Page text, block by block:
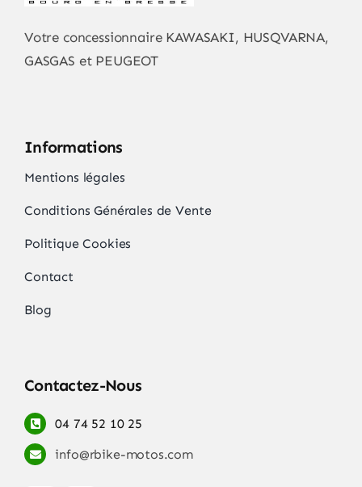
Votre concessionnaire KAWASAKI, HUSQVARNA,
GASGAS et PEUGEOT
Informations
Mentions légales
Conditions Générales de Vente
Politique Cookies
Contact
Blog
Contactez-Nous
04 74 52 10 25
info@rbike-motos.com